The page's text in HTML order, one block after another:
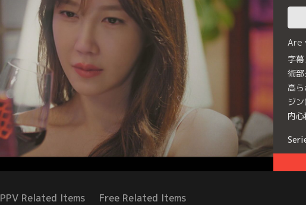
Are
字
術
高
ジ
内
PPV Related Items Free Related Items